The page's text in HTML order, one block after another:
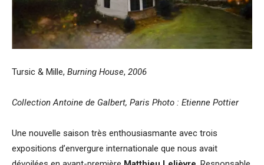
Tursic & Mille, Burning House, 2006
Collection Antoine de Galbert, Paris Photo : Etienne Pottier
Une nouvelle saison très enthousiasmante avec trois
expositions d’envergure internationale que nous avait